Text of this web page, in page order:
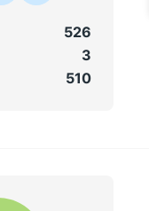
526
3
510